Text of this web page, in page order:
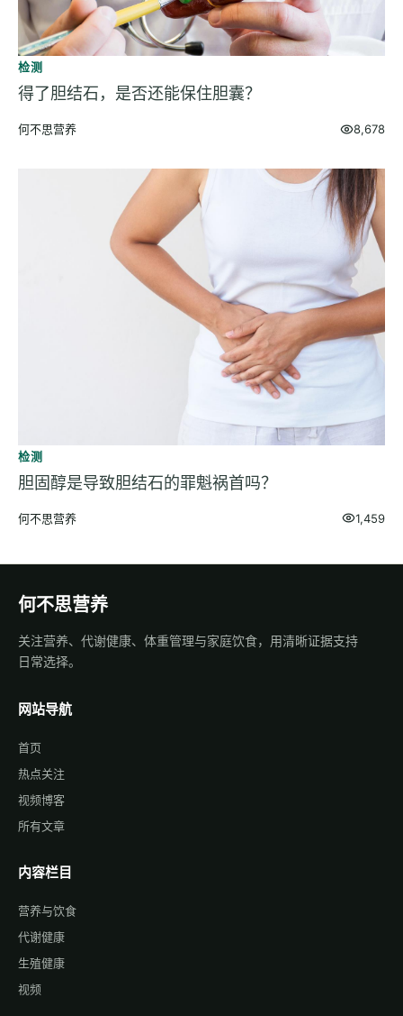
检测
得了胆结石，是否还能保住胆囊？
何不思营养 8,678
检测
胆固醇是导致胆结石的罪魁祸首吗？
何不思营养 1,459
何不思营养
关注营养、代谢健康、体重管理与家庭饮食，用清晰证据支持
日常选择。
网站导航
首页
热点关注
视频博客
所有文章
内容栏目
营养与饮食
代谢健康
生殖健康
视频